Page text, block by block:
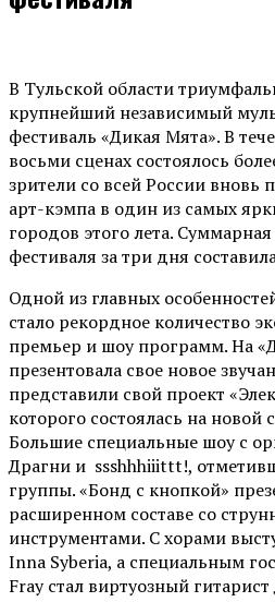
В Тульской области
крупнейший независимый
фестиваль «Дикая Мята». В
восьми сценах состоялось
зрители со всей России вновь
арт-кэмпа в один из самых
городов этого лета.
фестиваля за три дня
Одной из главных
стало рекордное количество
премьер и шоу программ. На
презентовала свое новое
представили свой проект
которого состоялась на новой
Большие специальные шоу с
Драгни и ssshhhiiittt!,
группы. «Бонд с кнопкой»
расширенном составе со
инструментами. С хорами
Inna Syberia, а специальным
Fray стал виртуозный